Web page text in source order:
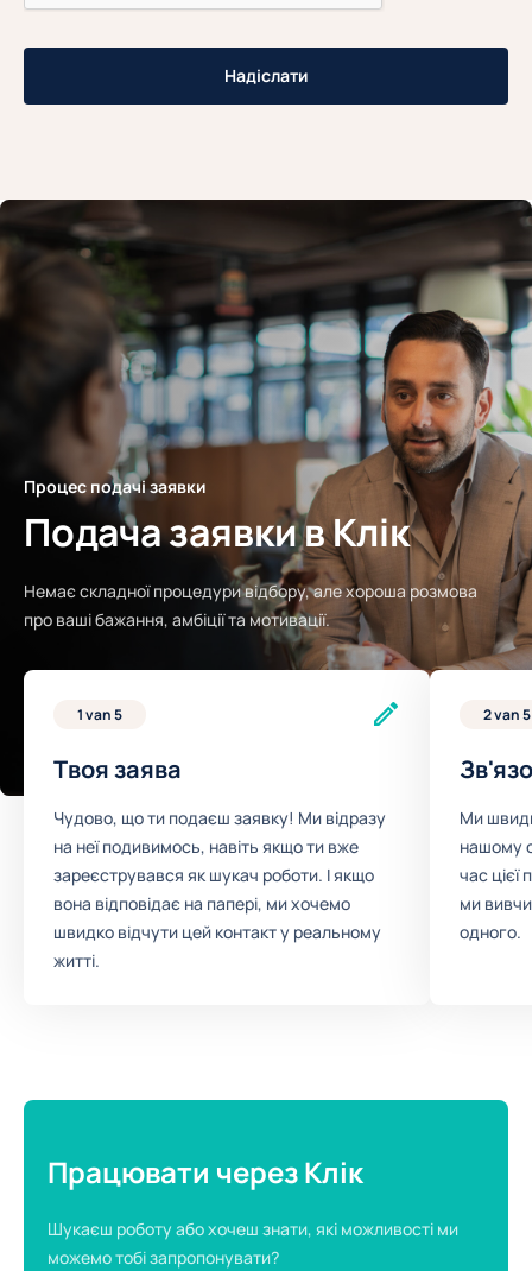
Процес подачі заявки
Подача заявки в Клік
Немає складної процедури відбору, але хороша розмова
про ваші бажання, амбіції та мотивації.
1 van 5
Твоя заява
Чудово, що ти подаєш заявку! Ми відразу
на неї подивимось, навіть якщо ти вже
зареєструвався як шукач роботи. І якщо
вона відповідає на папері, ми хочемо
швидко відчути цей контакт у реальному
житті.
2 van 5
Ми
нашому
час цієї
ми
одного.
Працювати через Клік
Шукаєш роботу або хочеш знати, які можливості ми
можемо тобі запропонувати?